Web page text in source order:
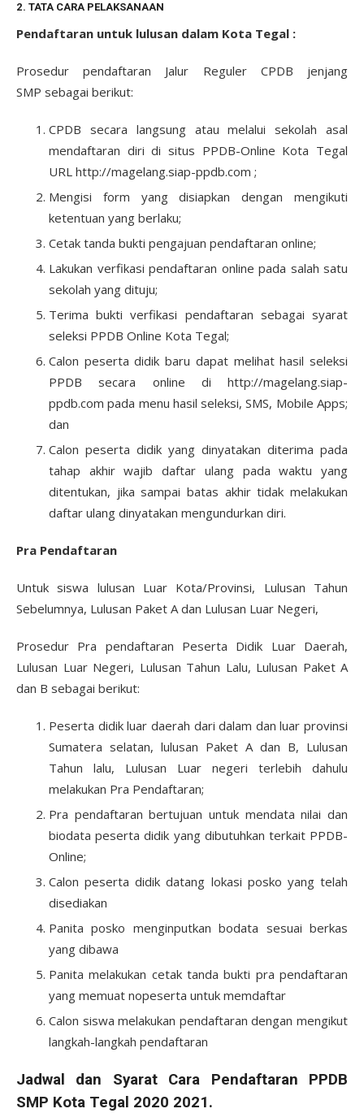
2. TATA CARA PELAKSANAAN
Pendaftaran untuk lulusan dalam Kota Tegal :
Prosedur pendaftaran Jalur Reguler CPDB jenjang
SMP sebagai berikut:
CPDB secara langsung atau melalui sekolah asal
mendaftaran diri di situs PPDB-Online Kota Tegal
URL http://magelang.siap-ppdb.com ;
Mengisi form yang disiapkan dengan mengikuti
ketentuan yang berlaku;
Cetak tanda bukti pengajuan pendaftaran online;
Lakukan verfikasi pendaftaran online pada salah satu
sekolah yang dituju;
Terima bukti verfikasi pendaftaran sebagai syarat
seleksi PPDB Online Kota Tegal;
Calon peserta didik baru dapat melihat hasil seleksi
PPDB secara online di http://magelang.siap-
ppdb.com pada menu hasil seleksi, SMS, Mobile Apps;
dan
Calon peserta didik yang dinyatakan diterima pada
tahap akhir wajib daftar ulang pada waktu yang
ditentukan, jika sampai batas akhir tidak melakukan
daftar ulang dinyatakan mengundurkan diri.
Pra Pendaftaran
Untuk siswa lulusan Luar Kota/Provinsi, Lulusan Tahun
Sebelumnya, Lulusan Paket A dan Lulusan Luar Negeri,
Prosedur Pra pendaftaran Peserta Didik Luar Daerah,
Lulusan Luar Negeri, Lulusan Tahun Lalu, Lulusan Paket A
dan B sebagai berikut:
Peserta didik luar daerah dari dalam dan luar provinsi
Sumatera selatan, lulusan Paket A dan B, Lulusan
Tahun lalu, Lulusan Luar negeri terlebih dahulu
melakukan Pra Pendaftaran;
Pra pendaftaran bertujuan untuk mendata nilai dan
biodata peserta didik yang dibutuhkan terkait PPDB-
Online;
Calon peserta didik datang lokasi posko yang telah
disediakan
Panita posko menginputkan bodata sesuai berkas
yang dibawa
Panita melakukan cetak tanda bukti pra pendaftaran
yang memuat nopeserta untuk memdaftar
Calon siswa melakukan pendaftaran dengan mengikut
langkah-langkah pendaftaran
Jadwal dan Syarat Cara Pendaftaran PPDB
SMP Kota Tegal 2020 2021.